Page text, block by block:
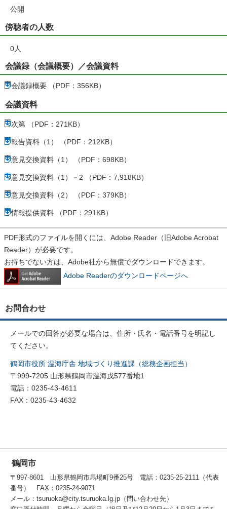
公開
傍聴者の人数
0人
会議録（会議概要）／会議資料
会議録概要 （PDF：356KB）
会議資料
次第 （PDF：271KB）
報告資料（1） （PDF：212KB）
意見交換資料（1） （PDF：698KB）
意見交換資料（1）－2 （PDF：7,918KB）
意見交換資料（2） （PDF：379KB）
情報提供資料 （PDF：291KB）
PDF形式のファイルを開くには、Adobe Reader（旧Adobe Acrobat
Reader）が必要です。
お持ちでない方は、Adobe社から無償でダウンロードできます。
Adobe Readerのダウンロードページへ
お問合わせ
メールでの回答が必要な場合は、住所・氏名・電話番号を明記し
てください。
鶴岡市役所 温海庁舎 地域づくり推進課（総務企画担当）
〒999-7205 山形県鶴岡市温海戊577番地1
電話：0235-43-4611
FAX：0235-43-4632
鶴岡市
〒997-8601 山形県鶴岡市馬場町9番25号 電話：0235-25-2111（代表
番号） FAX：0235-24-9071
メール：tsuruoka@city.tsuruoka.lg.jp（問い合わせ先）